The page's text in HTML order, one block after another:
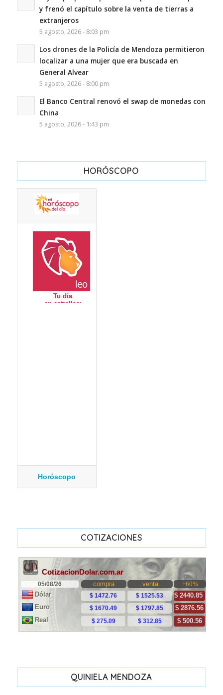
y frenó el capítulo sobre la venta de tierras a
extranjeros
5 agosto, 2026 - 8:03 pm
Los drones de la Policía de Mendoza permitieron
localizar a una mujer que era buscada en
General Alvear
5 agosto, 2026 - 8:00 pm
El Banco Central renovó el swap de monedas con
China
5 agosto, 2026 - 1:43 pm
HORÓSCOPO
Horóscopo
COTIZACIONES
QUINIELA MENDOZA